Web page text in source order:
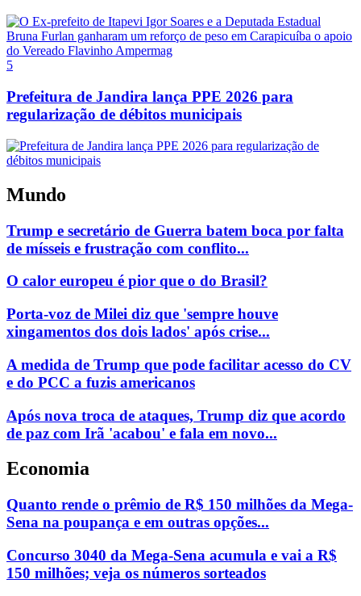
5
Prefeitura de Jandira lança PPE 2026 para
regularização de débitos municipais
Mundo
Trump e secretário de Guerra batem boca por falta
de mísseis e frustração com conflito...
O calor europeu é pior que o do Brasil?
Porta-voz de Milei diz que 'sempre houve
xingamentos dos dois lados' após crise...
A medida de Trump que pode facilitar acesso do CV
e do PCC a fuzis americanos
Após nova troca de ataques, Trump diz que acordo
de paz com Irã 'acabou' e fala em novo...
Economia
Quanto rende o prêmio de R$ 150 milhões da Mega-
Sena na poupança e em outras opções...
Concurso 3040 da Mega-Sena acumula e vai a R$
150 milhões; veja os números sorteados